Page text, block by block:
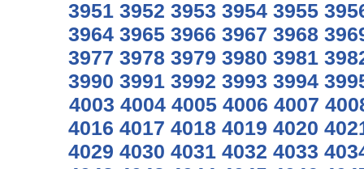
3951 3952 3953 3954 3955
3964 3965 3966 3967 3968
3977 3978 3979 3980 3981
3990 3991 3992 3993 3994
4003 4004 4005 4006 4007
4016 4017 4018 4019 4020
4029 4030 4031 4032 4033